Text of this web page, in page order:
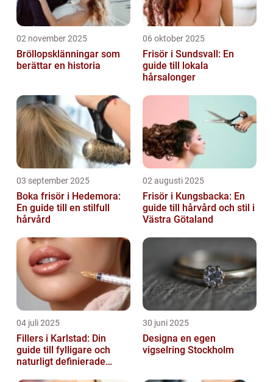
02 november 2025
Bröllopsklänningar som
berättar en historia
06 oktober 2025
Frisör i Sundsvall: En
guide till lokala
hårsalonger
03 september 2025
Boka frisör i Hedemora:
En guide till en stilfull
hårvård
02 augusti 2025
Frisör i Kungsbacka: En
guide till hårvård och stil i
Västra Götaland
04 juli 2025
Fillers i Karlstad: Din
guide till fylligare och
naturligt definierade
30 juni 2025
Designa en egen
vigselring Stockholm